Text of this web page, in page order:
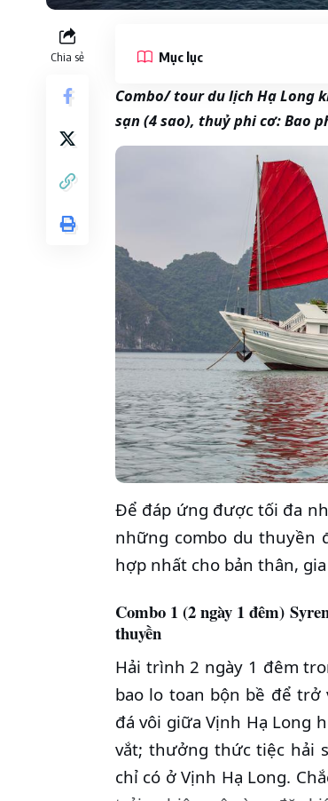
Chia sẻ Mục lục
Combo/ tour du lịch Hạ Long
sạn (4 sao), thuỷ phi cơ: Bao
Để đáp ứng được tối đa
những combo du thuyền
hợp nhất cho bản thân,
Combo 1 (2 ngày 1 đêm)
thuyền
Hải trình 2 ngày 1 đêm
bao lo toan bộn bề để
đá vôi giữa Vịnh Hạ Long
vắt; thưởng thức tiệc hải
chỉ có ở Vịnh Hạ Long.